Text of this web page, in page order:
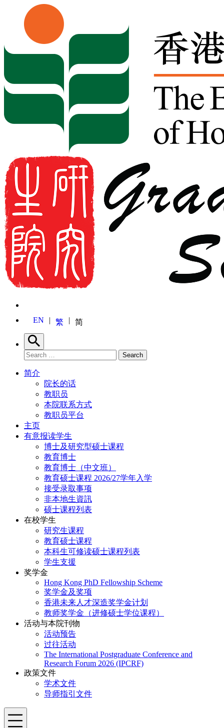
Skip to content
EN 繁 简
Search
Search for: Search
简介
院长的话
教职员
本院联系方式
教职员平台
主页
有意报读学生
博士及研究型硕士课程
教育博士
教育博士（中文班）
教育硕士课程 2026/27学年入学
接受录取事项
非本地生資訊
硕士课程列表
在校学生
研究生课程
教育硕士课程
本科生可修读硕士课程列表
学生支援
奖学金
Hong Kong PhD Fellowship Scheme
奖学金及奖项
香港未来人才深造奖学金计划
教师奖学金（进修硕士学位课程）
活动与本院刊物
活动预告
过往活动
The International Postgraduate Conference and
Research Forum 2026 (IPCRF)
政策文件
学术文件
导师指引文件
Menu